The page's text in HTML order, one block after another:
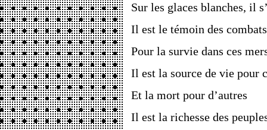
Sur les glaces blanches, il
Il est le témoin des
Pour la survie dans ces
Il est la source de vie pour
Et la mort pour d’autres
Il est la richesse des